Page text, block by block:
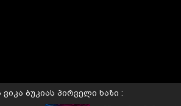
ბუკიას პირველი ხაზი :